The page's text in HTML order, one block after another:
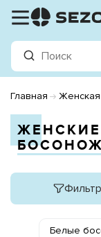
Главная
Белые